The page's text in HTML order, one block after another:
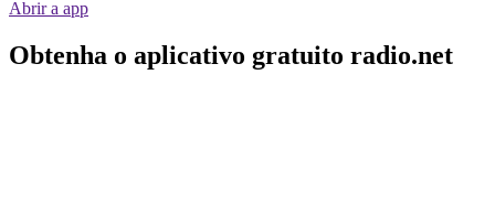
Abrir a app
Obtenha o aplicativo gratuito radio.net